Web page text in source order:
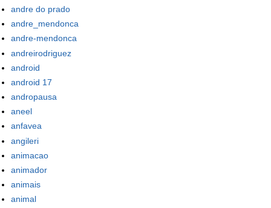
andre do prado
andre_mendonca
andre-mendonca
andreirodriguez
android
android 17
andropausa
aneel
anfavea
angileri
animacao
animador
animais
animal